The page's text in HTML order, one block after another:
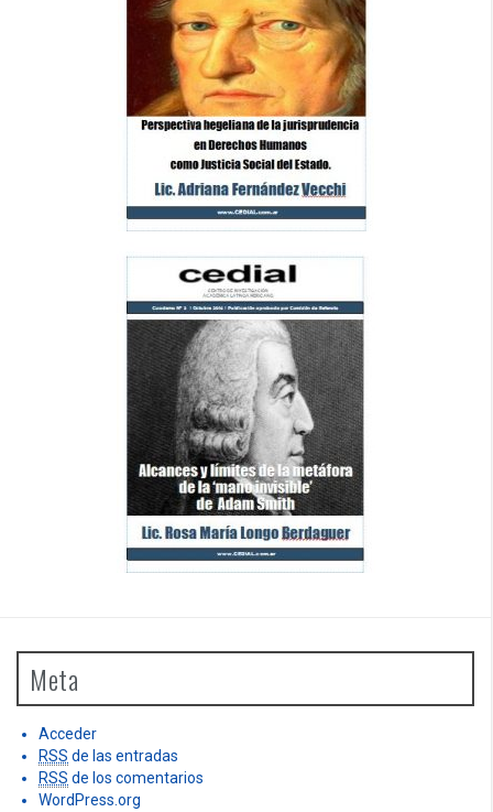
Meta
Acceder
RSS de las entradas
RSS de los comentarios
WordPress.org